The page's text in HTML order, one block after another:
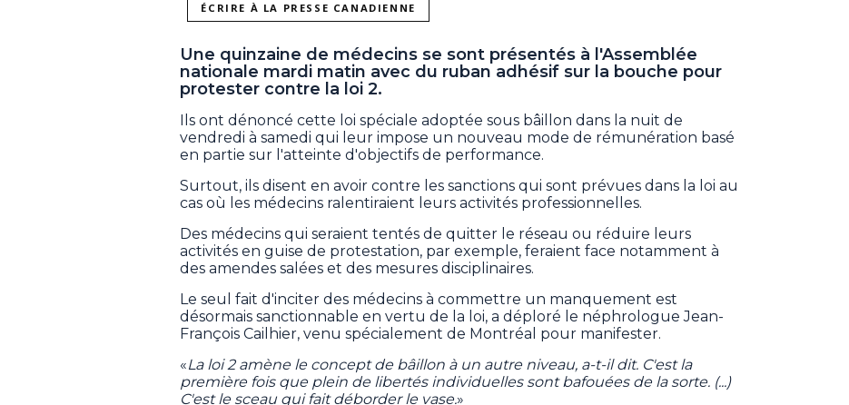
ÉCRIRE À LA PRESSE CANADIENNE
Une quinzaine de médecins se sont présentés à l'Assemblée
nationale mardi matin avec du ruban adhésif sur la bouche pour
protester contre la loi 2.
Ils ont dénoncé cette loi spéciale adoptée sous bâillon dans la nuit de
vendredi à samedi qui leur impose un nouveau mode de rémunération basé
en partie sur l'atteinte d'objectifs de performance.
Surtout, ils disent en avoir contre les sanctions qui sont prévues dans la loi au
cas où les médecins ralentiraient leurs activités professionnelles.
Des médecins qui seraient tentés de quitter le réseau ou réduire leurs
activités en guise de protestation, par exemple, feraient face notamment à
des amendes salées et des mesures disciplinaires.
Le seul fait d'inciter des médecins à commettre un manquement est
désormais sanctionnable en vertu de la loi, a déploré le néphrologue Jean-
François Cailhier, venu spécialement de Montréal pour manifester.
«La loi 2 amène le concept de bâillon à un autre niveau, a-t-il dit. C'est la
première fois que plein de libertés individuelles sont bafouées de la sorte. (...)
C'est le sceau qui fait déborder le vase.»